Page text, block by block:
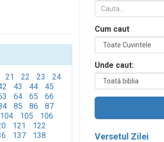
21 22 23
24
43 44
45
64 65
66
85 86
87
104 105
106
121
122
137
138
Cum caut
Unde caut:
Versetul Zilei